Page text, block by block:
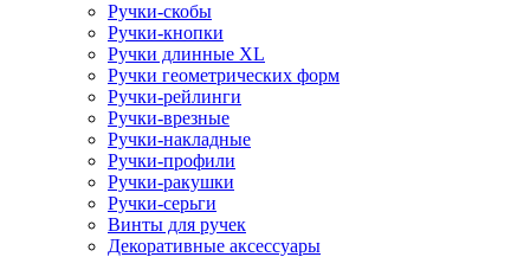
Ручки-скобы
Ручки-кнопки
Ручки длинные XL
Ручки геометрических форм
Ручки-рейлинги
Ручки-врезные
Ручки-накладные
Ручки-профили
Ручки-ракушки
Ручки-серьги
Винты для ручек
Декоративные аксессуары